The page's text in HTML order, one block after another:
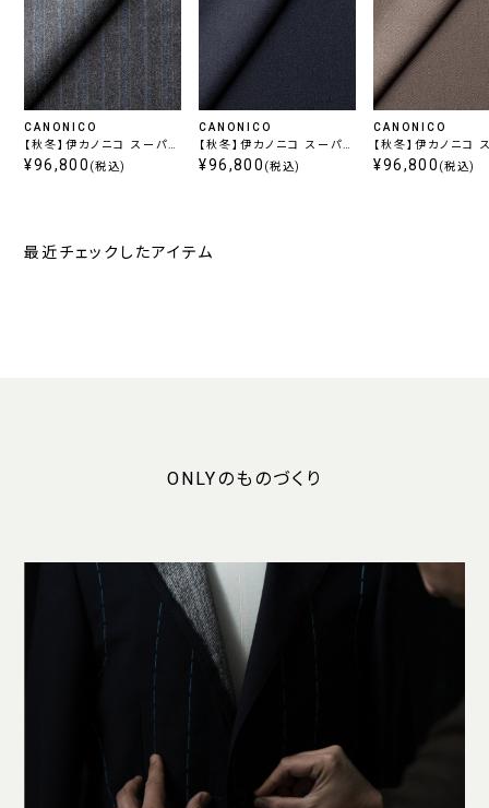
CANONICO
【秋冬】伊カノニコ スーパー
120’フランネル ストライプ
¥96,800 (税込)
CANONICO
【秋冬】伊カノニコ スーパー
120’フランネル ネイビー
¥96,800 (税込)
CANONICO
【秋冬】伊カノニコ
120’フランネル ベ
¥96,800 (税込)
最近チェックしたアイテム
ONLYのものづくり